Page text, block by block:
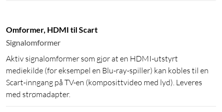
Omformer, HDMI til Scart
Signalomformer
Aktiv signalomformer som gjør at en HDMI-utstyrt
mediekilde (for eksempel en Blu-ray-spiller) kan kobles til en
Scart-inngang på TV-en (komposittvideo med lyd). Leveres
med strømadapter.